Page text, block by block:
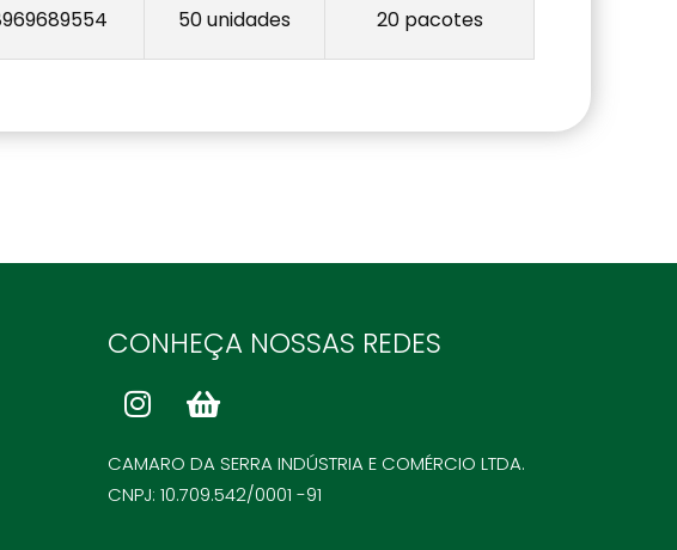
50 unidades 20 pacotes
CONHEÇA NOSSAS REDES
CAMARO DA SERRA INDÚSTRIA E COMÉRCIO LTDA.
CNPJ: 10.709.542/0001 -91